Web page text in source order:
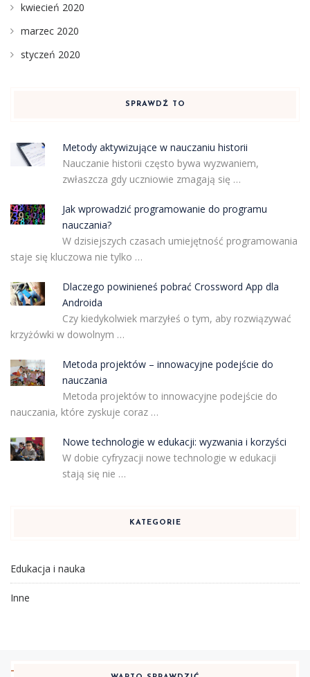
kwiecień 2020
marzec 2020
styczeń 2020
SPRAWDŹ TO
Metody aktywizujące w nauczaniu historii
Nauczanie historii często bywa wyzwaniem,
zwłaszcza gdy uczniowie zmagają się …
Jak wprowadzić programowanie do programu
nauczania?
W dzisiejszych czasach umiejętność programowania
staje się kluczowa nie tylko …
Dlaczego powinieneś pobrać Crossword App dla
Androida
Czy kiedykolwiek marzyłeś o tym, aby rozwiązywać
krzyżówki w dowolnym …
Metoda projektów – innowacyjne podejście do
nauczania
Metoda projektów to innowacyjne podejście do
nauczania, które zyskuje coraz …
Nowe technologie w edukacji: wyzwania i korzyści
W dobie cyfryzacji nowe technologie w edukacji
stają się nie …
KATEGORIE
Edukacja i nauka
Inne